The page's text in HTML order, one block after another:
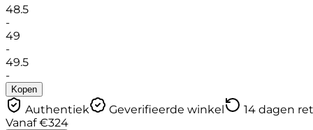
48.5
-
49
-
49.5
-
Kopen
Authentiek Geverifieerde winkel
14 dagen
Vanaf€324